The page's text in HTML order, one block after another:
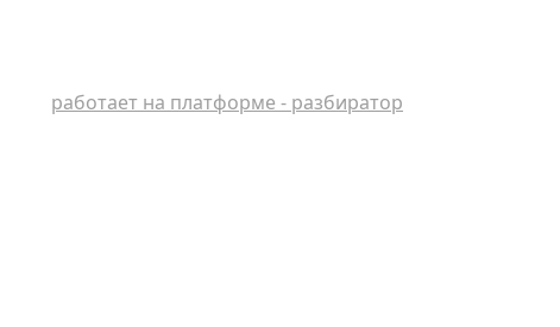
работает на платформе - разбиратор